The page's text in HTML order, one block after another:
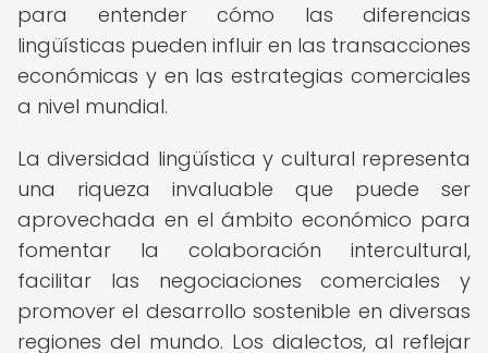
para entender cómo las diferencias
lingüísticas pueden influir en las transacciones
económicas y en las estrategias comerciales
a nivel mundial.
La diversidad lingüística y cultural representa
una riqueza invaluable que puede ser
aprovechada en el ámbito económico para
fomentar la colaboración intercultural,
facilitar las negociaciones comerciales y
promover el desarrollo sostenible en diversas
regiones del mundo. Los dialectos, al reflejar